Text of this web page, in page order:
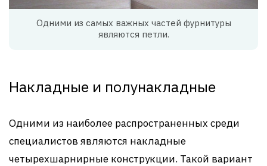
Одними из самых важных частей фурнитуры
являются петли.
Накладные и полунакладные
Одними из наиболее распространенных среди
специалистов являются накладные
четырехшарнирные конструкции. Такой вариант